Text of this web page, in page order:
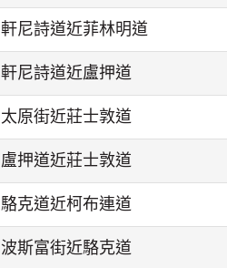
軒尼詩道近菲林明道
軒尼詩道近盧押道
太原街近莊士敦道
盧押道近莊士敦道
駱克道近柯布連道
波斯富街近駱克道